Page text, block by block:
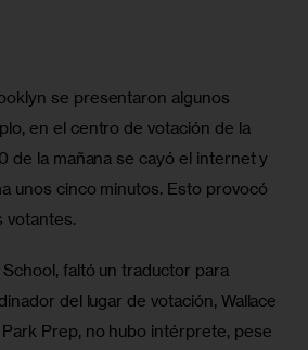
se presentaron algunos
en el centro de votación de la
de la mañana se cayó el internet y
unos cinco minutos. Esto provocó
votantes.
faltó un traductor para
del lugar de votación, Wallace
Prep, no hubo intérprete, pese